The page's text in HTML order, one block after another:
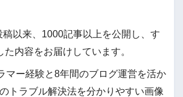
以来、1000記事以上を公開し、す
内容をお届けしています。
マー経験と8年間のブログ運営を活か
トラブル解決法を分かりやすい画像